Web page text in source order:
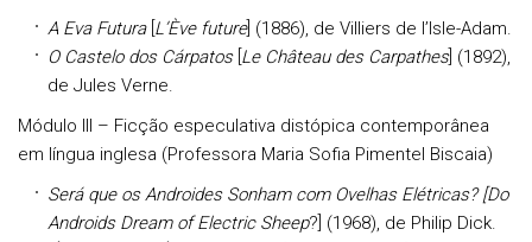
A Eva Futura[ L’Ève future] (1886), de Villiers de l’Isle-Adam.
O Castelo dos Cárpatos[ Le Château des Carpathes] (1892),
de Jules Verne.
Módulo III – Ficção especulativa distópica contemporânea
em língua inglesa (Professora Maria Sofia Pimentel Biscaia)
Será que os Androides Sonham com Ovelhas Elétricas?[Do
Androids Dream of Electric Sheep?] (1968), de Philip Dick.